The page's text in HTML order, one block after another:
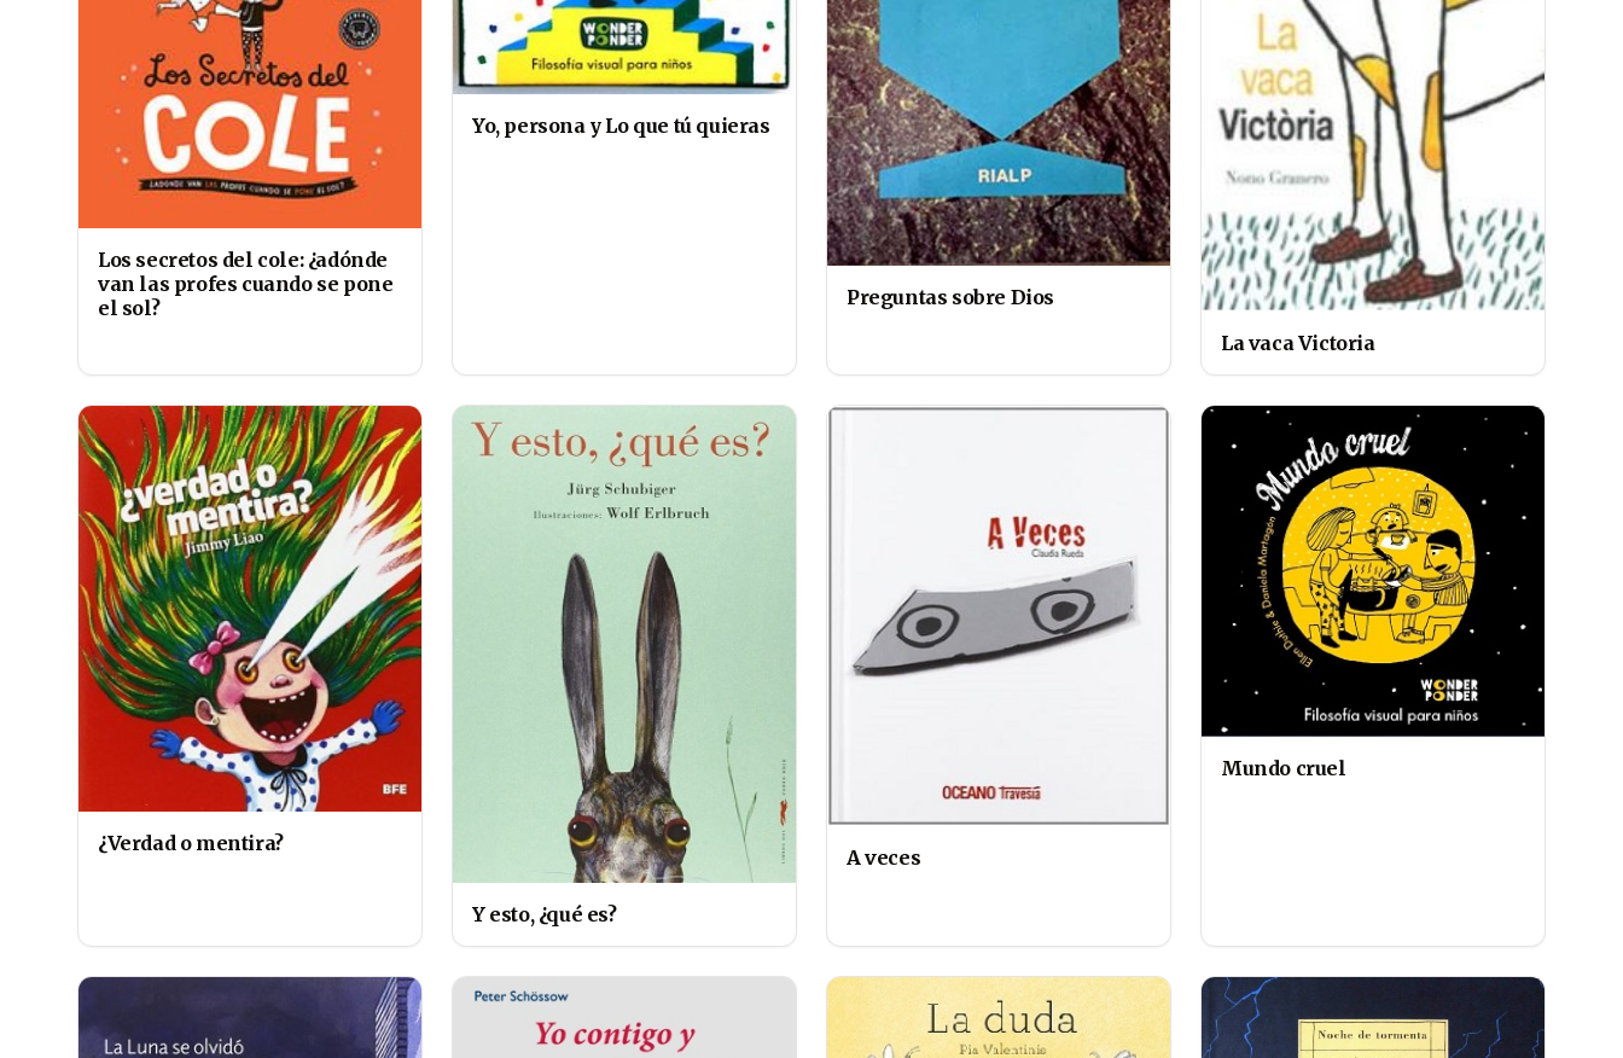
Los secretos del cole: ¿adónde
van las profes cuando se pone
el sol?
Yo, persona y Lo que tú quieras
Preguntas sobre Dios
La vaca Victoria
¿Verdad o mentira?
Y esto, ¿qué es?
A veces
Mundo cruel